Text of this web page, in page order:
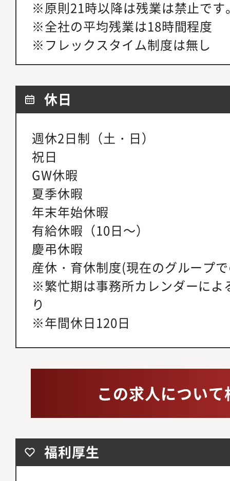
※原則21時以降は残業は禁止です
※全社の平均残業は18時間程度
※フレックスタイム制度は無し
休日
週休2日制（土・日）
祝日
GW休暇
夏季休暇
年末年始休暇
有給休暇（10日～）
慶弔休暇
産休・育休制度(現在のグループ
※繁忙期は事務所カレンダーによ
り
※年間休日120日
この求人につい
福利厚生